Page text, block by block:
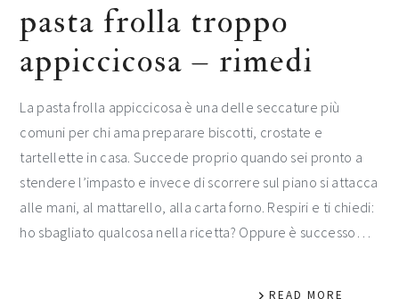
pasta frolla troppo
appiccicosa​ – rimedi​​
La pasta frolla appiccicosa è una delle seccature più
comuni per chi ama preparare biscotti, crostate e
tartellette in casa. Succede proprio quando sei pronto a
stendere l’impasto e invece di scorrere sul piano si attacca
alle mani, al mattarello, alla carta forno. Respiri e ti chiedi:
ho sbagliato qualcosa nella ricetta? Oppure è successo…
READ MORE